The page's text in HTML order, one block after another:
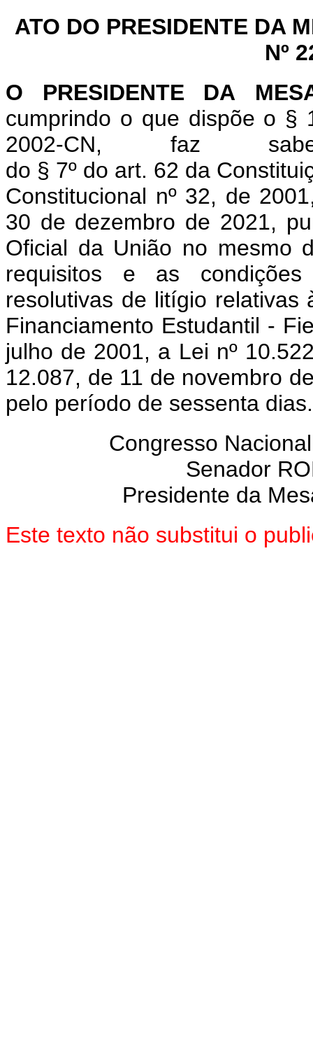
ATO DO PRESIDENTE DA
Nº
O
PRESIDENTE DA
cumprindo o que dispõe o §
2002-CN, faz
do § 7º do art. 62 da
Constitucional nº 32, de
30 de dezembro de 2021,
Oficial da União no mesmo
requisitos e as
resolutivas de litígio relativas
Financiamento Estudantil -
julho de 2001, a Lei nº
12.087, de 11 de novembro
pelo período de sessenta dias.
Congresso
Senador
Presidente da
Este texto não substitui o